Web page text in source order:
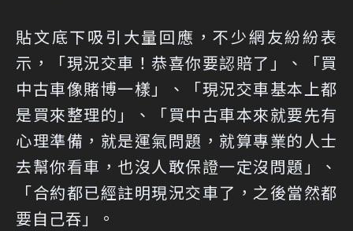
貼文底下吸引大量回應，不少網友紛紛表
示，「現況交車！恭喜你要認賠了」、「買
中古車像賭博一樣」、「現況交車基本上都
是買來整理的」、「買中古車本來就要先有
心理準備，就是運氣問題，就算專業的人士
去幫你看車，也沒人敢保證一定沒問題」、
「合約都已經註明現況交車了，之後當然都
要自己吞」。